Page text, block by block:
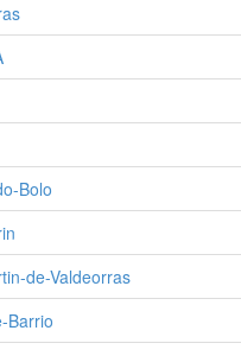
Bolo
de-Valdeorras
Barrio